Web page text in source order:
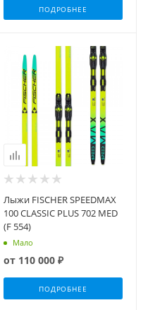
ПОДРОБНЕЕ
Лыжи FISCHER SPEEDMAX
100 CLASSIC PLUS 702 MED
(F 554)
Мало
от 110 000 ₽
ПОДРОБНЕЕ